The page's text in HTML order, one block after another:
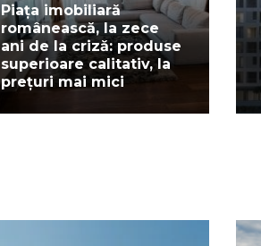
Piața imobiliară
românească, la zece
ani de la criză: produse
superioare calitativ, la
prețuri mai mici